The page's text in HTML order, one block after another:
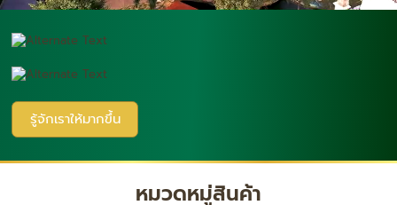
รู้จักเราให้มากขึ้น
หมวดหมู่สินค้า